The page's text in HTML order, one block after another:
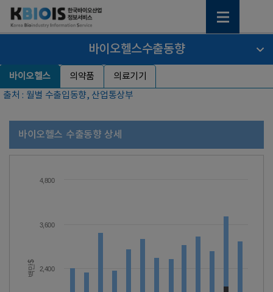
바이오헬스수출동향
바이오헬스 의약품
의료기기
출처 : 월별 수출입동향, 산업통상부
바이오헬스 수출동향 상세
백만$ 2,400
3,600
4,800